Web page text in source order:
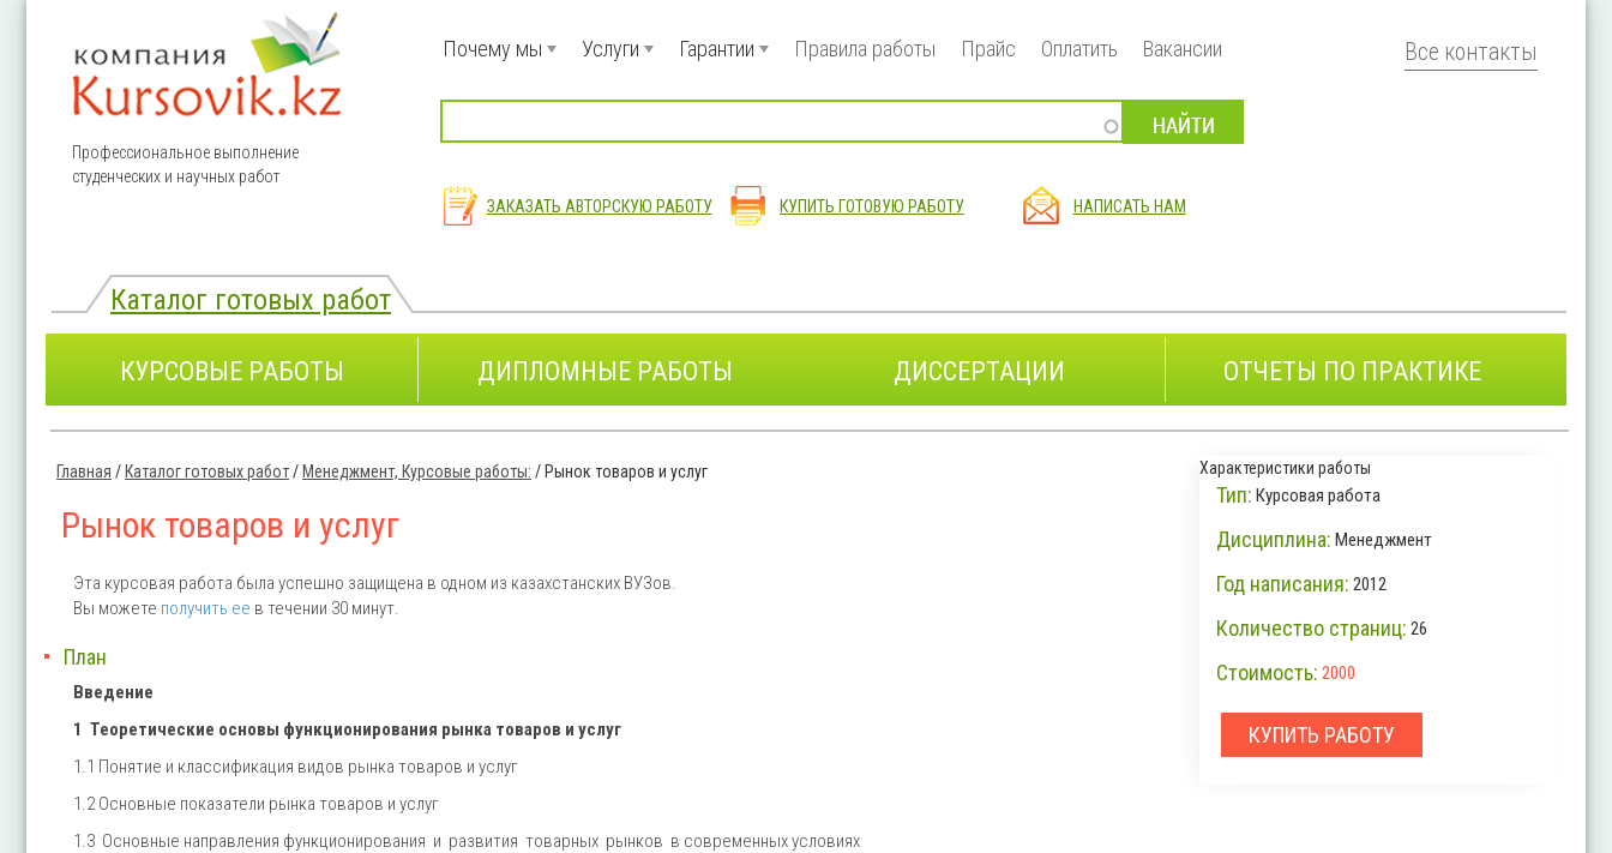
Профессиональное выполнение
студенческих и научных работ
Почему мы Услуги Гарантии Правила работы Прайс Оплатить Вакансии
ЗАКАЗАТЬ АВТОРСКУЮ РАБОТУ КУПИТЬ ГОТОВУЮ РАБОТУ НАПИСАТЬ НАМ
Все контакты
Каталог готовых работ
КУРСОВЫЕ РАБОТЫ ДИПЛОМНЫЕ РАБОТЫ ДИССЕРТАЦИИ ОТЧЕТЫ ПО ПРАКТИКЕ
Главная / Каталог готовых работ/ Менеджмент, Курсовые работы: / Рынок товаров и услуг
Рынок товаров и услуг
Эта курсовая работа была успешно защищена в одном из казахстанских ВУЗов.
Вы можете получить ее в течении 30 минут.
План
Введение
1 Теоретические основы функционирования рынка товаров и услуг
1.1 Понятие и классификация видов рынка товаров и услуг
1.2 Основные показатели рынка товаров и услуг
1.3 Основные направления функционирования и развития товарных рынков в современных условиях
Характеристики работы
Тип: Курсовая работа
Дисциплина: Менеджмент
Год написания: 2012
Количество страниц: 26
Стоимость: 2000
КУПИТЬ РАБОТУ